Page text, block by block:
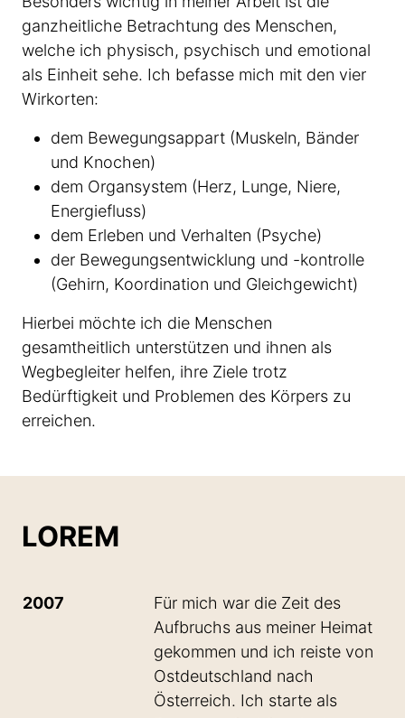
ganzheitliche Betrachtung des Menschen,
welche ich physisch, psychisch und emotional
als Einheit sehe. Ich befasse mich mit den vier
Wirkorten:
dem Bewegungsappart (Muskeln, Bänder
und Knochen)
dem Organsystem (Herz, Lunge, Niere,
Energiefluss)
dem Erleben und Verhalten (Psyche)
der Bewegungsentwicklung und -kontrolle
(Gehirn, Koordination und Gleichgewicht)
Hierbei möchte ich die Menschen
gesamtheitlich unterstützen und ihnen als
Wegbegleiter helfen, ihre Ziele trotz
Bedürftigkeit und Problemen des Körpers zu
erreichen.
LOREM
2007
Für mich war die Zeit des
Aufbruchs aus meiner Heimat
gekommen und ich reiste von
Ostdeutschland nach
Österreich. Ich starte als